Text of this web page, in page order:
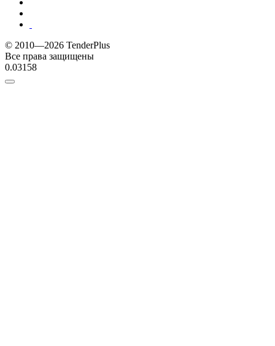
© 2010—2026 TenderPlus
Все права защищены
0.03158